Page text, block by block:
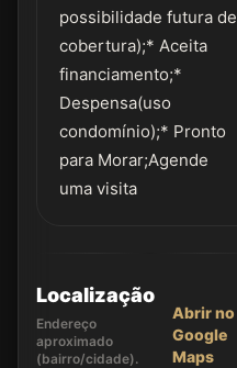
possibilidade futura de
cobertura);* Aceita
financiamento;*
Despensa(uso
condomínio);* Pronto
para Morar;Agende
uma visita
Localização
Endereço
aproximado
(bairro/cidade).
Abrir no
Google
Maps